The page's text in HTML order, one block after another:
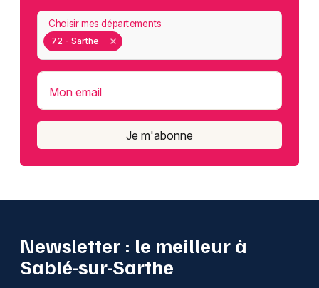
72 - Sarthe
Choisir mes départements
Mon email
Je m'abonne
Newsletter : le meilleur à
Sablé-sur-Sarthe